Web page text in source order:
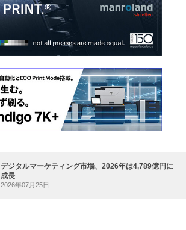
デジタルマーケティング市場、2026年は4,789億円に
成長
2026年07月25日